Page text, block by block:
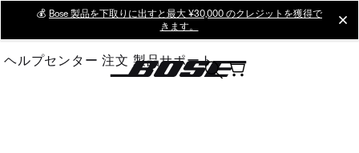
Main
💰 Bose 製品を下取りに出すと最大 ¥30,000 のクレジットを獲得で
きます。
ヘルプセンター 注文 製品サポート